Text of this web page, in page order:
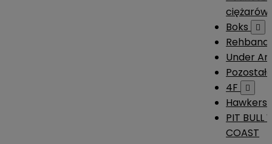
ciężarów
Boks

Rehband
Under
4F

Hawkers
PIT BULL
COAST